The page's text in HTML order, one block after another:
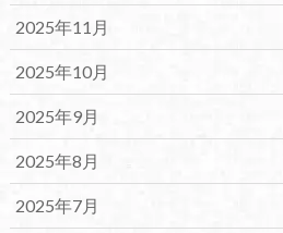
2025年11月
2025年10月
2025年9月
2025年8月
2025年7月